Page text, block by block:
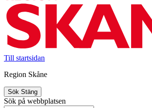
Till startsidan
Region Skåne
Sök Stäng
Sök på webbplatsen